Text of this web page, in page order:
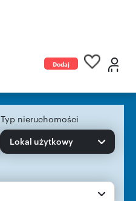
Dodaj
Typ nieruchomości
Lokal użytkowy